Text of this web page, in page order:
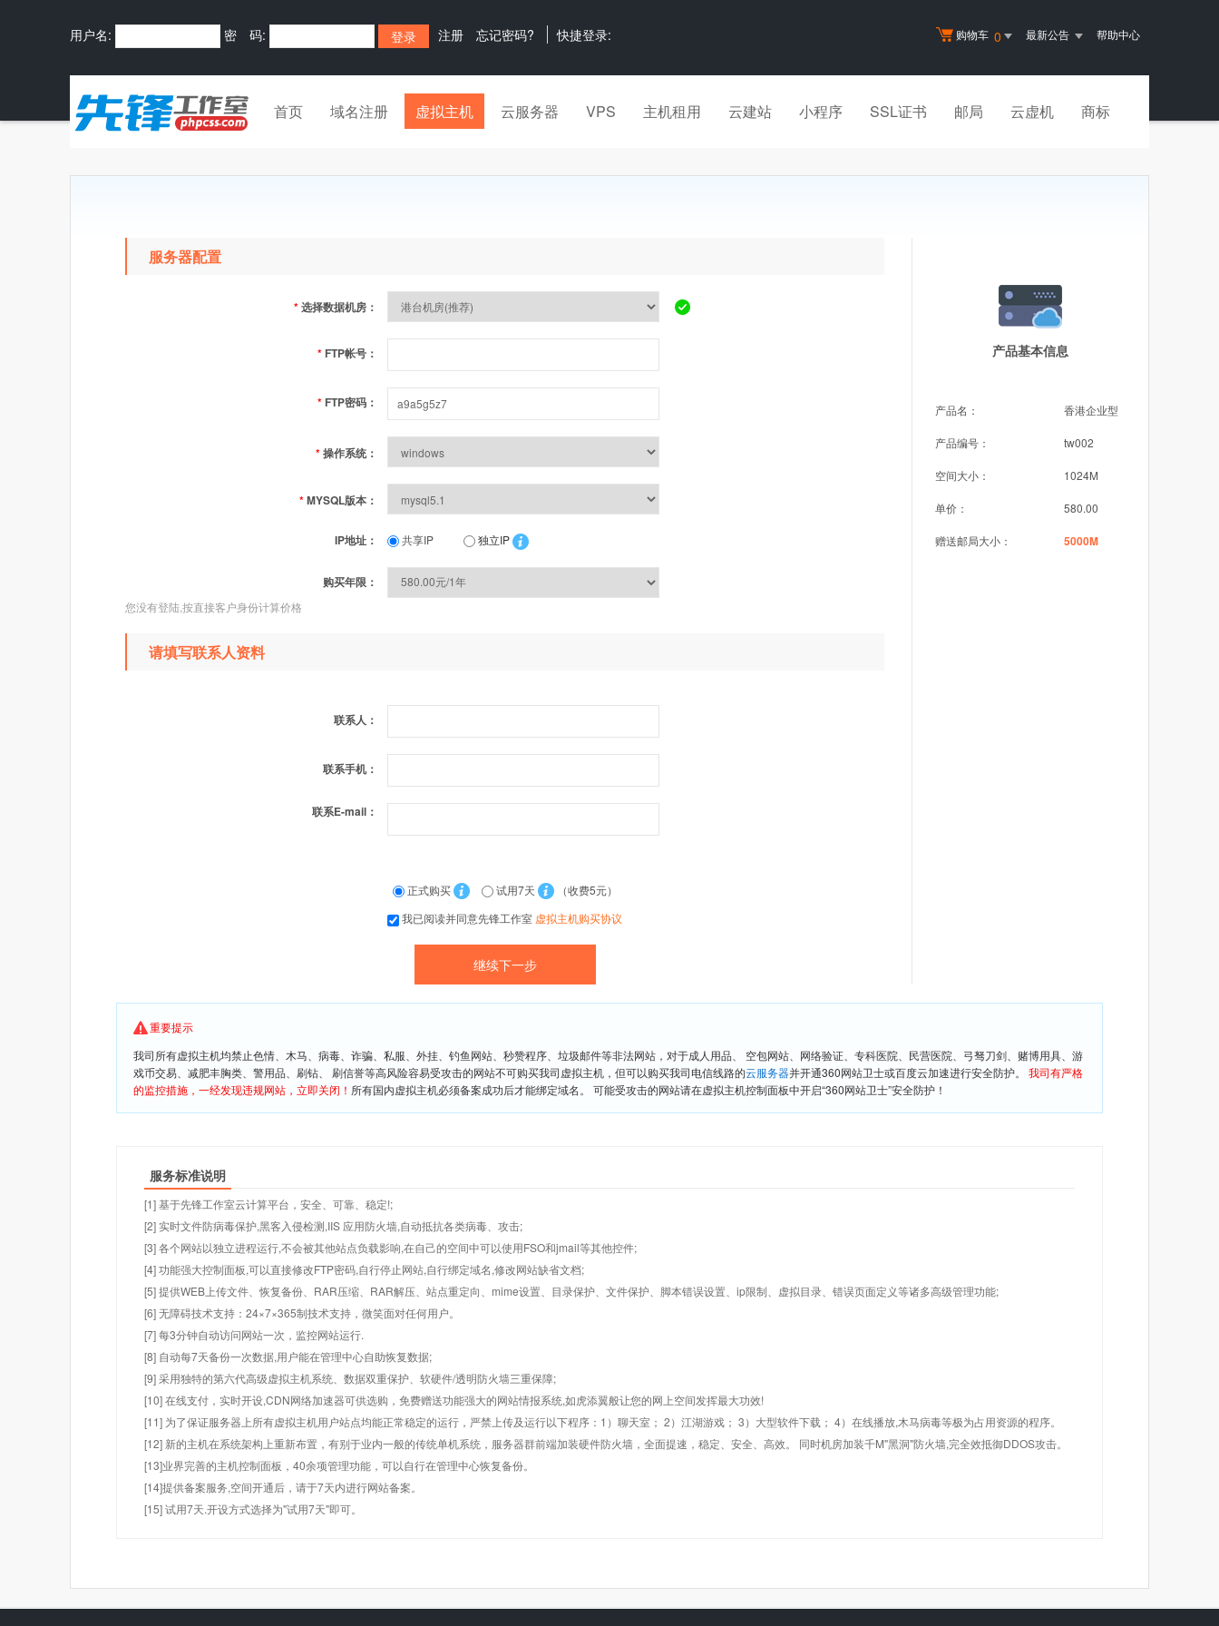
购物车 0 最新公告 帮助中心
用户名: 密 码: 注册 忘记密码? 快捷登录:
首页 域名注册 虚拟主机 云服务器 VPS 主机租用 云建站 小程序 SSL证书 邮局 云虚机 商标
产品基本信息
产品名： 香港企业型
产品编号： tw002
空间大小： 1024M
单价： 580.00
赠送邮局大小： 5000M
服务器配置
*选择数据机房：
* FTP帐号：
* FTP密码：
*操作系统：
*MYSQL版本：
IP地址： 共享IP 独立IP
购买年限：
您没有登陆,按直接客户身份计算价格
请填写联系人资料
联系人：
联系手机：
联系E-mail：
正式购买 试用7天
（收费5元）
我已阅读并同意先锋工作室 虚拟主机购买协议
重要提示
我司所有虚拟主机均禁止色情、木马、病毒、诈骗、私服、外挂、钓鱼网站、秒赞程序、垃圾邮件等非法网站，对于成人用品、 空包网站、网络验证、专科医院、民营医院、弓驽刀剑、赌博用具、游
戏币交易、减肥丰胸类、警用品、刷钻、 刷信誉等高风险容易受攻击的网站不可购买我司虚拟主机，但可以购买我司电信线路的云服务器并开通360网站卫士或百度云加速进行安全防护。 我司有严格
的监控措施，一经发现违规网站，立即关闭！ 所有国内虚拟主机必须备案成功后才能绑定域名。 可能受攻击的网站请在虚拟主机控制面板中开启“360网站卫士”安全防护！
服务标准说明
[1] 基于先锋工作室云计算平台，安全、可靠、稳定!;
[2] 实时文件防病毒保护,黑客入侵检测,IIS 应用防火墙,自动抵抗各类病毒、攻击;
[3] 各个网站以独立进程运行,不会被其他站点负载影响,在自己的空间中可以使用FSO和jmail等其他控件;
[4] 功能强大控制面板,可以直接修改FTP密码,自行停止网站,自行绑定域名,修改网站缺省文档;
[5] 提供WEB上传文件、恢复备份、RAR压缩、RAR解压、站点重定向、mime设置、目录保护、文件保护、脚本错误设置、ip限制、虚拟目录、错误页面定义等诸多高级管理功能;
[6] 无障碍技术支持：24×7×365制技术支持，微笑面对任何用户。
[7] 每3分钟自动访问网站一次，监控网站运行.
[8] 自动每7天备份一次数据,用户能在管理中心自助恢复数据;
[9] 采用独特的第六代高级虚拟主机系统、数据双重保护、软硬件/透明防火墙三重保障;
[10] 在线支付，实时开设,CDN网络加速器可供选购，免费赠送功能强大的网站情报系统,如虎添翼般让您的网上空间发挥最大功效!
[11] 为了保证服务器上所有虚拟主机用户站点均能正常稳定的运行，严禁上传及运行以下程序：1）聊天室； 2）江湖游戏； 3）大型软件下载； 4）在线播放,木马病毒等极为占用资源的程序。
[12] 新的主机在系统架构上重新布置，有别于业内一般的传统单机系统，服务器群前端加装硬件防火墙，全面提速，稳定、安全、高效。 同时机房加装千M"黑洞"防火墙,完全效抵御DDOS攻击。
[13]业界完善的主机控制面板，40余项管理功能，可以自行在管理中心恢复备份。
[14]提供备案服务,空间开通后，请于7天内进行网站备案。
[15] 试用7天.开设方式选择为"试用7天"即可。